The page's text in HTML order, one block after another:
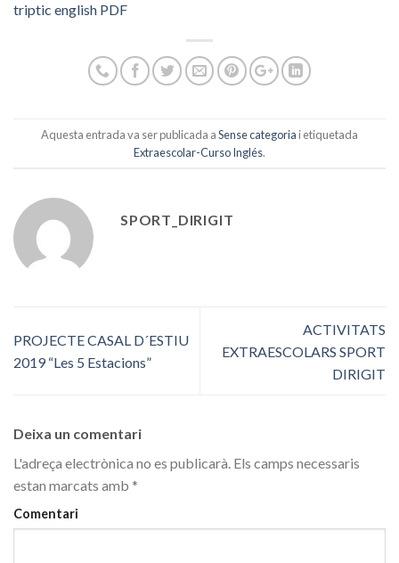
triptic english PDF
Aquesta entrada va ser publicada aSense categoriai etiquetada
Extraescolar-Curso Inglés.
SPORT_DIRIGIT
PROJECTE CASAL D´ESTIU
2019 “Les 5 Estacions”
ACTIVITATS
EXTRAESCOLARS SPORT
DIRIGIT
Deixa un comentari
L'adreça electrònica no es publicarà. Els camps necessaris
estan marcats amb *
Comentari